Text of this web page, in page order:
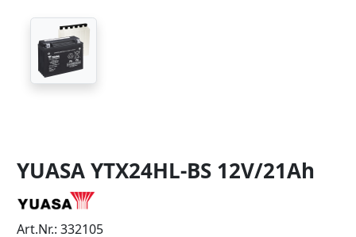
YUASA YTX24HL-BS 12V/21Ah
Art.Nr.: 332105